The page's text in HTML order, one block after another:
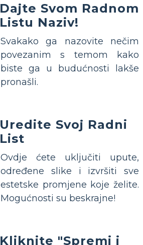
Dajte Svom Radnom
Listu Naziv!
Svakako ga nazovite nečim
povezanim s temom kako
biste ga u budućnosti lakše
pronašli.
Uredite Svoj Radni
List
Ovdje ćete uključiti upute,
određene slike i izvršiti sve
estetske promjene koje želite.
Mogućnosti su beskrajne!
Kliknite "Spremi i